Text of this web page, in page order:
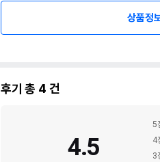
상품정
후기 총 4 건
4.5
5
4
3